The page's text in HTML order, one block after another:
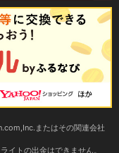
またはその関連会社
イトの出金はできません。